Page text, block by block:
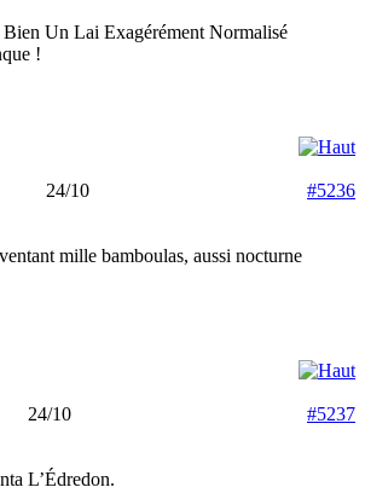
Un Lai Exagérément Normalisé
!
24/10
#5236
mille bamboulas, aussi nocturne
24/10
#5237
L’Édredon.